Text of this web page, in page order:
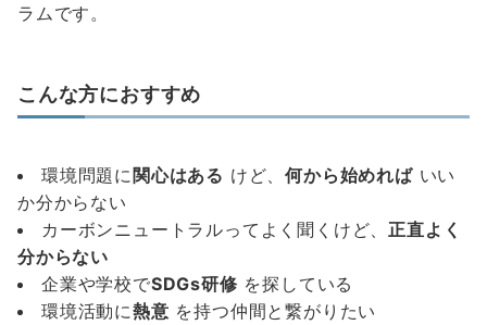
ラムです。
こんな方におすすめ
環境問題に関心はある けど、何から始めればいい
か分からない
カーボンニュートラルってよく聞くけど、 正直よく
分からない
企業や学校でSDGs研修 を探している
環境活動に熱意 を持つ仲間と繋がりたい